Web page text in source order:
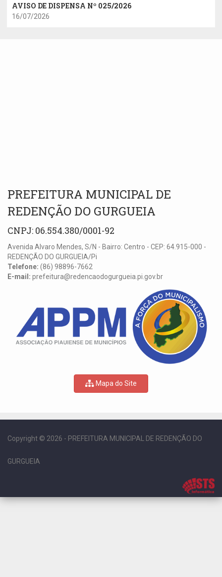
AVISO DE DISPENSA Nº 025/2026
16/07/2026
PREFEITURA MUNICIPAL DE
REDENÇÃO DO GURGUEIA
CNPJ: 06.554.380/0001-92
Avenida Alvaro Mendes, S/N - Bairro: Centro - CEP: 64.915-000 -
REDENÇÃO DO GURGUEIA/Pi
Telefone: (86) 98896-7662
E-mail: prefeitura@redencaodogurgueia.pi.gov.br
Mapa do Site
Copyright © 2026 - PREFEITURA MUNICIPAL DE REDENÇÃO DO
GURGUEIA